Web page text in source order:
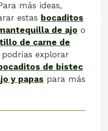
más ideas,
estas bocaditos
de ajo o
de carne de
podrías explorar
de bistec
y papas para más